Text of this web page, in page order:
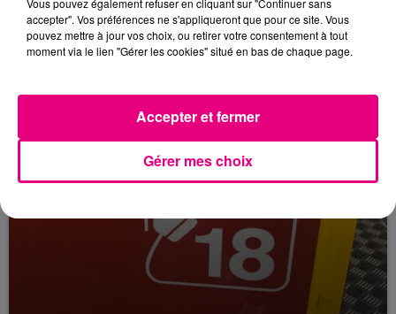
accepter". Vos préférences ne s'appliqueront que pour ce site. Vous
pouvez mettre à jour vos choix, ou retirer votre consentement à tout
moment via le lien "Gérer les cookies" situé en bas de chaque page.
Gérer mes choix
Accepter et fermer